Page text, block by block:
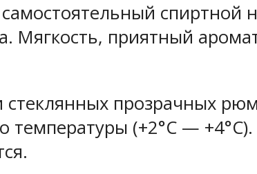
самостоятельный
Мягкость, приятный
стеклянных прозрачных
(+2°С —